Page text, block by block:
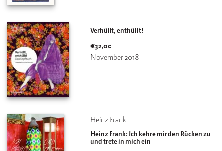
Verhüllt, enthüllt!
€32,00
November 2018
Heinz Frank
Heinz Frank: Ich kehre mir den Rücken zu
und trete in mich ein